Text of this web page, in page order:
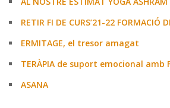
RETIR FI DE CURS’21-22 FORMACIÓ
ERMITAGE, el tresor amagat
TERÀPIA de suport emocional amb
ASANA